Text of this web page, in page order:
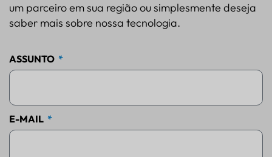
um parceiro em sua região ou simplesmente deseja
saber mais sobre nossa tecnologia.
ASSUNTO
E-MAIL